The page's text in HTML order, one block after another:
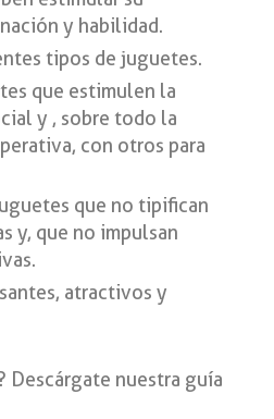
y habilidad.
tipos de juguetes.
que estimulen la
y , sobre todo la
con otros para
que no tipifican
y, que no impulsan
atractivos y
Descárgate nuestra guía